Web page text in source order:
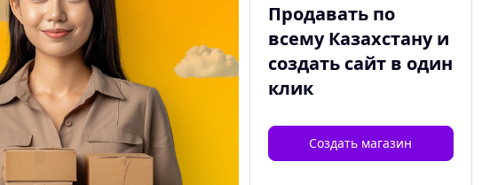
Продавать по
всему Казахстану и
создать сайтв один
клик
Создать магазин